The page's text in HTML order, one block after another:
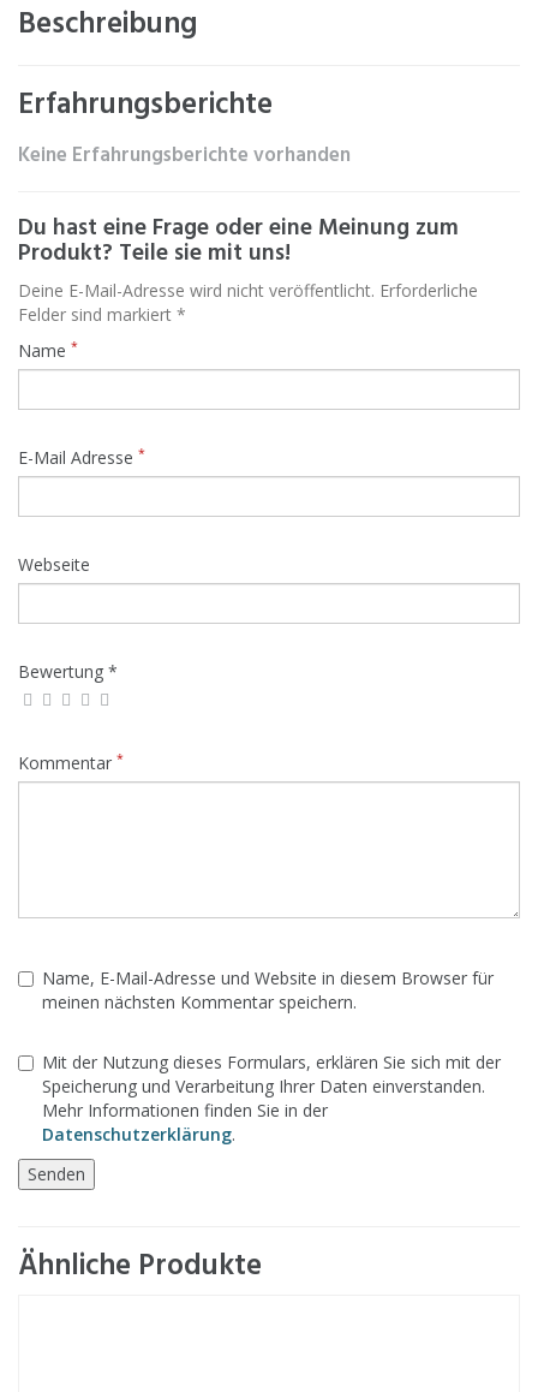
Beschreibung
Erfahrungsberichte
Keine Erfahrungsberichte vorhanden
Du hast eine Frage oder eine Meinung zum
Produkt? Teile sie mit uns!
Deine E-Mail-Adresse wird nicht veröffentlicht. Erforderliche
Felder sind markiert *
Name *
E-Mail Adresse *
Webseite
Bewertung *
Kommentar *
Name, E-Mail-Adresse und Website in diesem Browser für
meinen nächsten Kommentar speichern.
Mit der Nutzung dieses Formulars, erklären Sie sich mit der
Speicherung und Verarbeitung Ihrer Daten einverstanden.
Mehr Informationen finden Sie in der
Datenschutzerklärung.
Ähnliche Produkte